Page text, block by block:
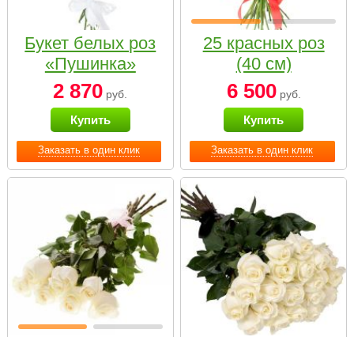
Заказать в один клик
Букет белых роз
«Пушинка»
2 870 руб.
Купить
Заказать в один клик
25 красных роз
(40 см)
6 500руб.
Купить